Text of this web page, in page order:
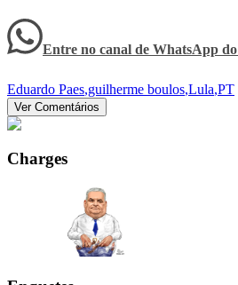
Entre no canal de WhatsApp do
Eduardo Paes,guilherme boulos,Lula,PT
Ver Comentários
Charges